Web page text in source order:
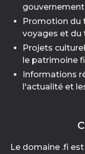
Promotion du
voyages et du
Projets
le patrimoine
Informations
l'actualité et
Le domaine .fi